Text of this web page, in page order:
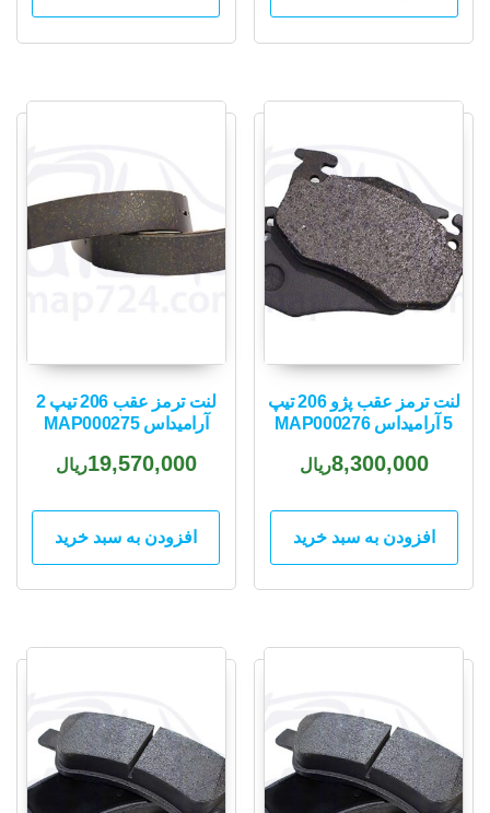
لنت ترمز عقب پژو 206 تیپ
5 آرامیداس MAP000276
8,300,000ریال
افزودن به سبد خرید
لنت ترمز عقب 206 تیپ 2
آرامیداس MAP000275
19,570,000ریال
افزودن به سبد خرید